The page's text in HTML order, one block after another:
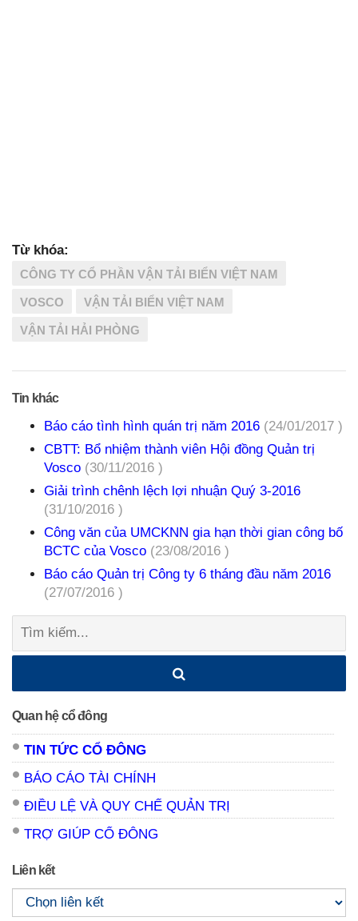
Từ khóa:
CÔNG TY CỔ PHẦN VẬN TẢI BIỂN VIỆT NAM
VOSCO VẬN TẢI BIỂN VIỆT NAM
VẬN TẢI HẢI PHÒNG
Tin khác
Báo cáo tình hình quán trị năm 2016 (24/01/2017 )
CBTT: Bổ nhiệm thành viên Hội đồng Quản trị
Vosco (30/11/2016 )
Giải trình chênh lệch lợi nhuận Quý 3-2016
(31/10/2016 )
Công văn của UMCKNN gia hạn thời gian công bố
BCTC của Vosco (23/08/2016 )
Báo cáo Quản trị Công ty 6 tháng đầu năm 2016
(27/07/2016 )
Tìm
Quan hệ cổ đông
TIN TỨC CỔ ĐÔNG
BÁO CÁO TÀI CHÍNH
ĐIỀU LỆ VÀ QUY CHẾ QUẢN TRỊ
TRỢ GIÚP CỔ ĐÔNG
Liên kết